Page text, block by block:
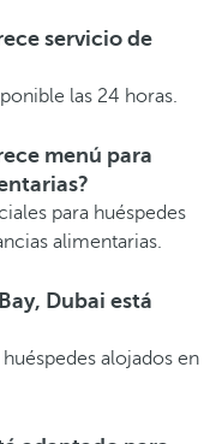
servicio de
las 24 horas.
menú para
para huéspedes
alimentarias.
Dubai está
alojados en